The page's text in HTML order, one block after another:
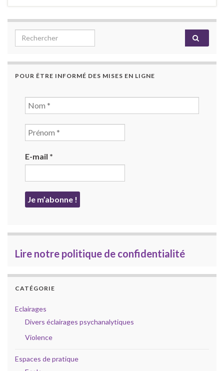
Search for:
POUR ÊTRE INFORMÉ DES MISES EN LIGNE
E-mail *
Lire notre politique de confidentialité
CATÉGORIE
Eclairages
Divers éclairages psychanalytiques
Violence
Espaces de pratique